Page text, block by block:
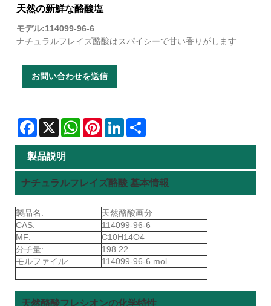
天然の新鮮な酪酸塩
モデル:114099-96-6
ナチュラルフレイズ酪酸はスパイシーで甘い香りがします
お問い合わせを送信
Facebook
X WhatsAppPinterestLinkedIn
製品説明
ナチュラルフレイズ酪酸 基本情報
製品名:
天然酪酸画分
CAS:
114099-96-6
MF:
C10H14O4
分子量:
198.22
モルファイル:
114099-96-6.mol
天然酪酸フレシオンの化学特性